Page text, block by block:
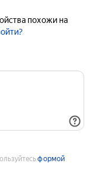
похожи на
формой